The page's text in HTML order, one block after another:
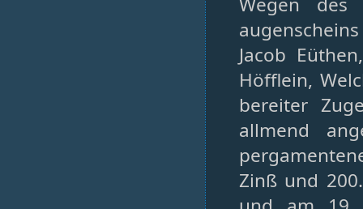
Jacob
Höfflein,
bereiter
allmend
Zinß und